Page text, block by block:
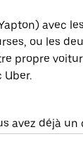
avec
ou les
propre
Uber.
avez déjà